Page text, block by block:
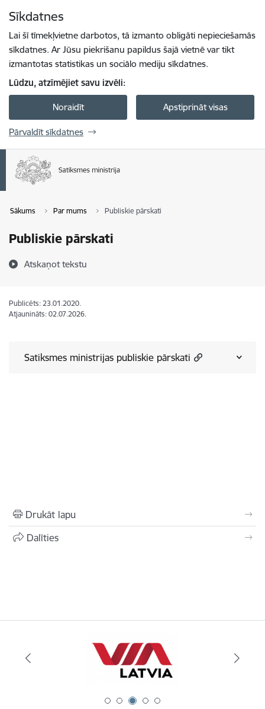
Sīkdatnes
Lai šī tīmekļvietne darbotos, tā izmanto obligāti nepieciešamās
sīkdatnes. Ar Jūsu piekrišanu papildus šajā vietnē var tikt
izmantotas statistikas un sociālo mediju sīkdatnes.
Lūdzu, atzīmējiet savu izvēli:
Noraidīt Apstiprināt visas
Pārvaldīt sīkdatnes
Sākums Par mums Publiskie pārskati
Publiskie pārskati
Atskaņot tekstu
Publicēts: 23.01.2020.
Atjaunināts: 02.07.2026.
Satiksmes ministrijas publiskie pārskati
Drukāt lapu
Dalīties